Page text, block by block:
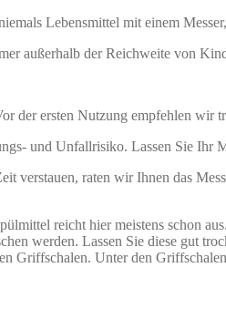
Lebensmittel mit einem
außerhalb der Reichweite von
der ersten Nutzung empfehlen wir
und Unfallrisiko. Lassen Sie Ihr
verstauen, raten wir Ihnen das
reicht hier meistens schon
werden. Lassen Sie diese gut
Griffschalen. Unter den